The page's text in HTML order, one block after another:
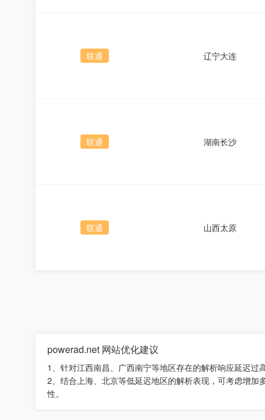
联通 辽宁大连
联通 湖南长沙
联通 山西太原
powerad.net 网站优化建议
1、针对江西南昌、广西南宁等地区存在的解析响应延迟
2、结合上海、北京等低延迟地区的解析表现，可考虑增
性。